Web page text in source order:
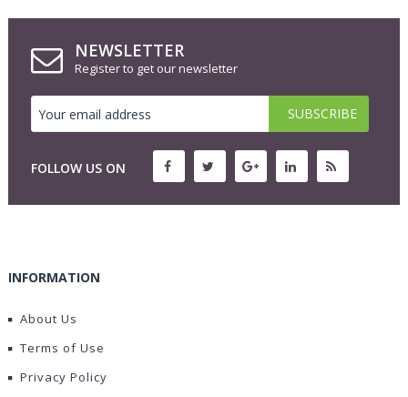
NEWSLETTER
Register to get our newsletter
FOLLOW US ON
INFORMATION
About Us
Terms of Use
Privacy Policy